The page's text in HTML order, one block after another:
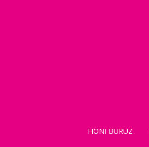
HONI BURUZ